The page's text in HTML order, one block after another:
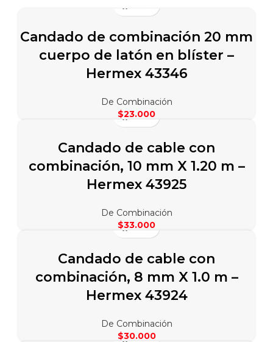
Candado de combinación 20 mm
cuerpo de latón en blíster –
Hermex 43346
De Combinación
$23.000
Candado de cable con
combinación, 10 mm X 1.20 m –
Hermex 43925
De Combinación
$33.000
Candado de cable con
combinación, 8 mm X 1.0 m –
Hermex 43924
De Combinación
$30.000